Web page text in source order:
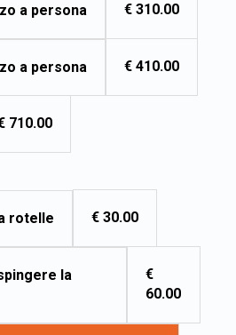
a persona € 310.00
a persona € 410.00
710.00
rotelle € 30.00
la
€
60.00